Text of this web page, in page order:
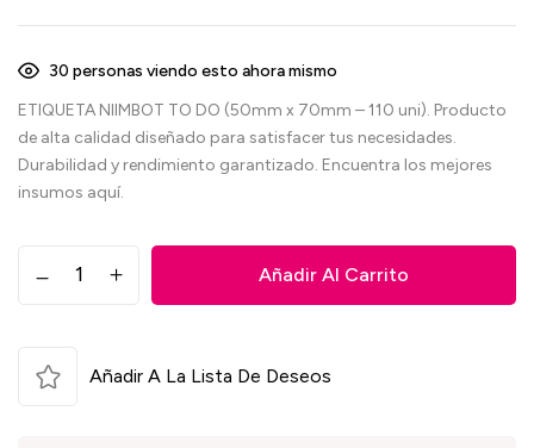
30 personas viendo esto ahora mismo
ETIQUETA NIIMBOT TO DO (50mm x 70mm – 110 uni). Producto
de alta calidad diseñado para satisfacer tus necesidades.
Durabilidad y rendimiento garantizado. Encuentra los mejores
insumos aquí.
Añadir Al Carrito
Añadir A La Lista De Deseos